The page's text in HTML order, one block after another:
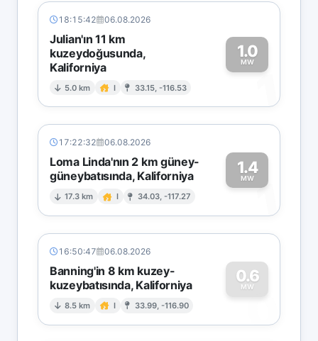
18:15:42 06.08.2026
Julian'ın 11 km
kuzeydoğusunda,
Kaliforniya
5.0 km I 33.15, -116.53
1.0
MW
1
17:22:32 06.08.2026
Loma Linda'nın 2 km güney-
güneybatısında, Kaliforniya
17.3 km I 34.03, -117.27
1.4
MW1
16:50:47 06.08.2026
Banning'in 8 km kuzey-
kuzeybatısında, Kaliforniya
8.5 km I 33.99, -116.90
0.6
MW
0